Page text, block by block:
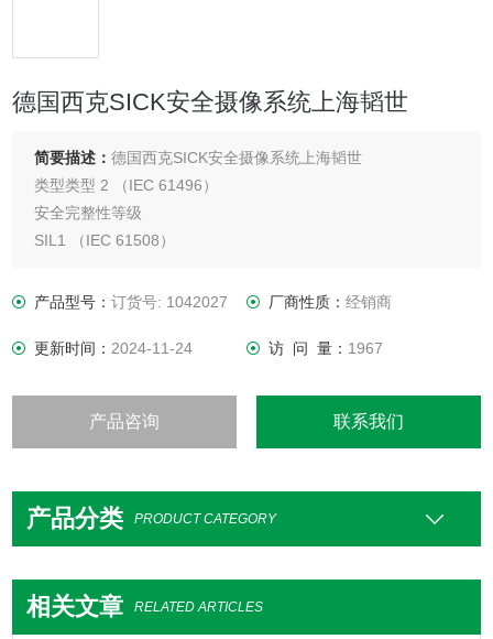
德国西克SICK安全摄像系统上海韬世
简要描述：德国西克SICK安全摄像系统上海韬世
类型类型 2 （IEC 61496）
安全完整性等级
SIL1 （IEC 61508）
类别类别 2 （EN ISO 13849）
产品型号：订货号: 1042027 厂商性质： 经销商
更新时间：2024-11-24 访 问 量： 1967
产品咨询 联系我们
产品分类 PRODUCT CATEGORY
相关文章 RELATED ARTICLES